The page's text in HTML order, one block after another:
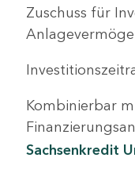
Zuschuss für
Kombinierbar
Sachsenkredit